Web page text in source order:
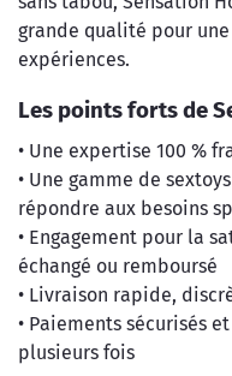
grande qualité pour
expériences.
Les points forts de
• Une expertise 100 %
• Une gamme de
répondre aux besoins
• Engagement pour la
échangé ou remboursé
• Livraison rapide,
• Paiements sécurisés
plusieurs fois